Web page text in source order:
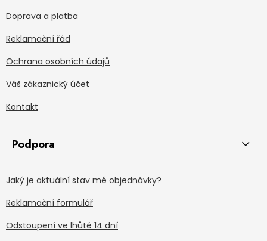
Doprava a platba
Reklamační řád
Ochrana osobních údajů
Váš zákaznický účet
Kontakt
Podpora
Jaký je aktuální stav mé objednávky?
Reklamační formulář
Odstoupení ve lhůtě 14 dní